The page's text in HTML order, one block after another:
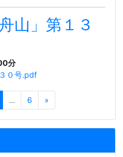
山」第１３
分
０号.pdf
... 6 »